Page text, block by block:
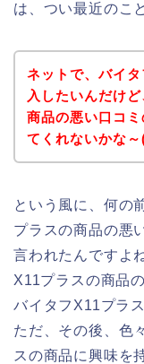
は、つい最近のこ
ネットで、バイ
入したいんだけ
商品の悪い口コ
てくれないかな
という風に、何の
プラスの商品の悪
言われたんですよ
X11プラスの商品
バイタフX11プラ
ただ、その後、色
スの商品に興味を